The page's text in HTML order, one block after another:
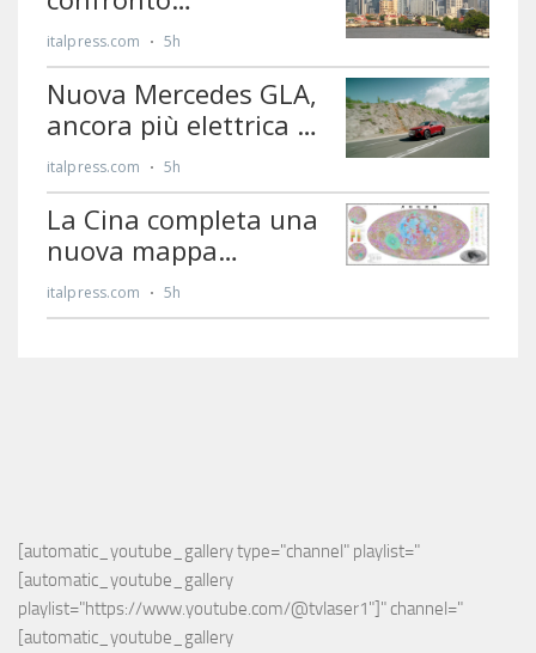
[automatic_youtube_gallery type="channel" playlist="
[automatic_youtube_gallery
playlist="https://www.youtube.com/@tvlaser1"]" channel="
[automatic_youtube_gallery